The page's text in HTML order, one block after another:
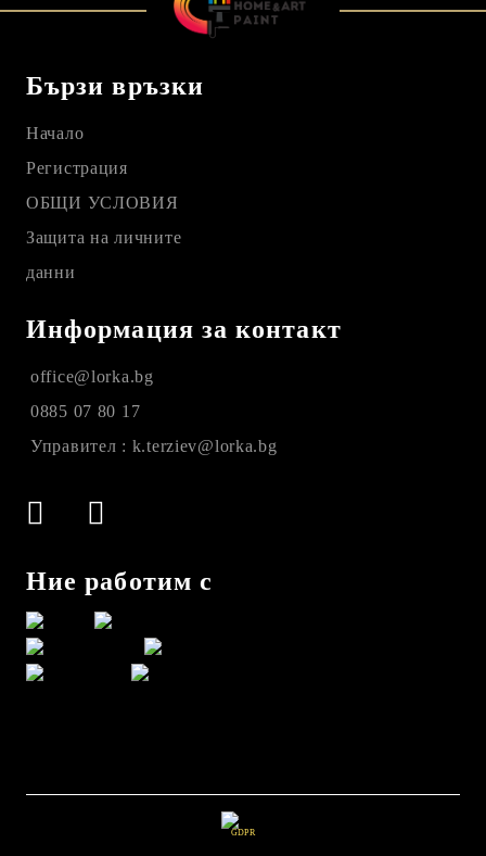
Бързи връзки
Начало
Регистрация
ОБЩИ УСЛОВИЯ
Защита на личните
данни
Информация за контакт
office@lorka.bg
0885 07 80 17
Управител : k.terziev@lorka.bg
Ние работим с
GDPR